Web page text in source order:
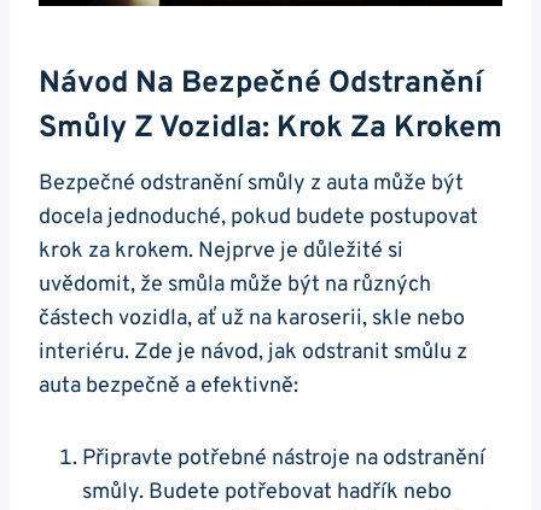
Návod Na Bezpečné Odstranění
Smůly Z ⁣vozidla: Krok Za Krokem
Bezpečné odstranění smůly z auta může být
docela jednoduché, pokud budete postupovat
krok za krokem. Nejprve je‌ důležité⁣ si
uvědomit, že smůla⁢ může být na různých
částech ⁤vozidla,⁢ ať už na karoserii, skle nebo
interiéru. Zde je návod, jak ⁢odstranit smůlu z
auta bezpečně a‌ efektivně:
Připravte potřebné nástroje na odstranění
smůly. ‍Budete potřebovat hadřík nebo